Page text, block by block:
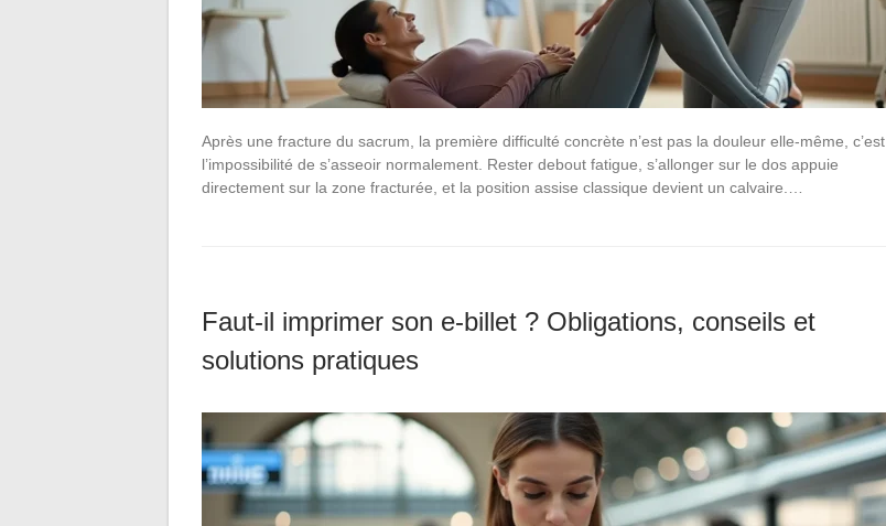
Après une fracture du sacrum, la première difficulté concrète n’est pas la douleur elle-même, c’est
l’impossibilité de s’asseoir normalement. Rester debout fatigue, s’allonger sur le dos appuie
directement sur la zone fracturée, et la position assise classique devient un calvaire.…
Faut-il imprimer son e-billet ? Obligations, conseils et
solutions pratiques